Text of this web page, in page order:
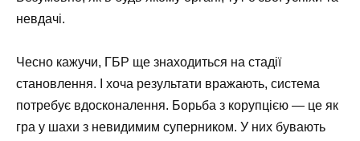
невдачі.
Чесно кажучи, ГБР ще знаходиться на стадії
становлення. І хоча результати вражають, система
потребує вдосконалення. Борьба з корупцією — це як
гра у шахи з невидимим суперником. У них бувають